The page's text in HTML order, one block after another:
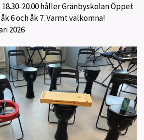
20.00 håller Gränbyskolan Öppet
6 och åk 7. Varmt välkomna!
2026